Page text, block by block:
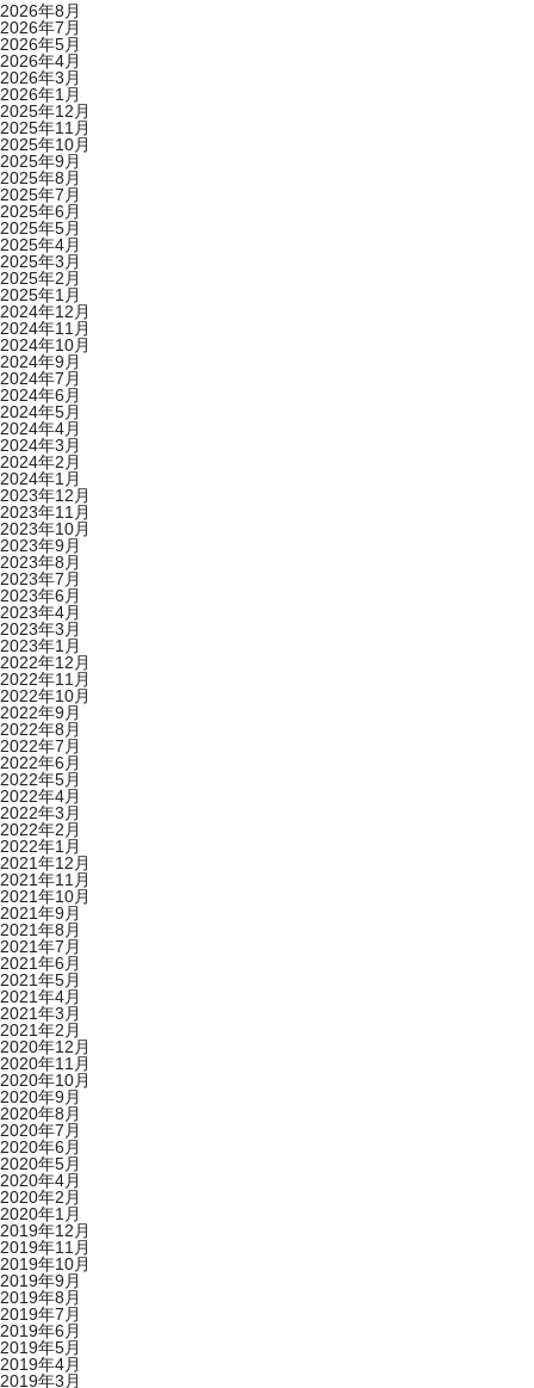
2026年8月
2026年7月
2026年5月
2026年4月
2026年3月
2026年1月
2025年12月
2025年11月
2025年10月
2025年9月
2025年8月
2025年7月
2025年6月
2025年5月
2025年4月
2025年3月
2025年2月
2025年1月
2024年12月
2024年11月
2024年10月
2024年9月
2024年7月
2024年6月
2024年5月
2024年4月
2024年3月
2024年2月
2024年1月
2023年12月
2023年11月
2023年10月
2023年9月
2023年8月
2023年7月
2023年6月
2023年4月
2023年3月
2023年1月
2022年12月
2022年11月
2022年10月
2022年9月
2022年8月
2022年7月
2022年6月
2022年5月
2022年4月
2022年3月
2022年2月
2022年1月
2021年12月
2021年11月
2021年10月
2021年9月
2021年8月
2021年7月
2021年6月
2021年5月
2021年4月
2021年3月
2021年2月
2020年12月
2020年11月
2020年10月
2020年9月
2020年8月
2020年7月
2020年6月
2020年5月
2020年4月
2020年2月
2020年1月
2019年12月
2019年11月
2019年10月
2019年9月
2019年8月
2019年7月
2019年6月
2019年5月
2019年4月
2019年3月